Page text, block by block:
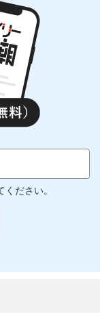
ださい。